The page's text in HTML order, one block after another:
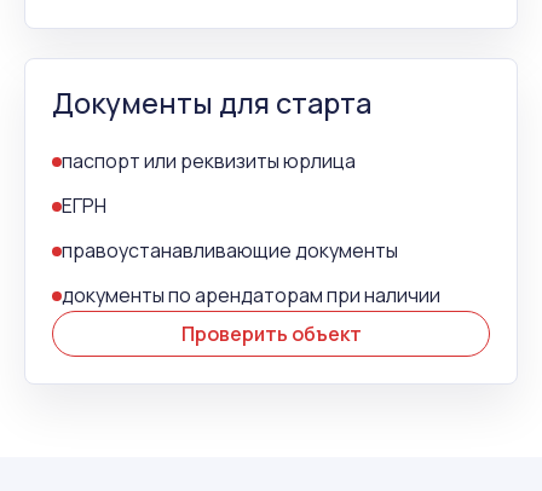
Документы для старта
паспорт или реквизиты юрлица
ЕГРН
правоустанавливающие документы
документы по арендаторам при наличии
Проверить объект